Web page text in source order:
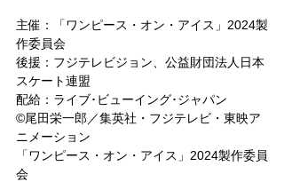
主催：「ワンピース・オン・アイス」2024製
作委員会
後援：フジテレビジョン、公益財団法人日本
スケート連盟
配給：ライブ･ビューイング･ジャパン
©尾田栄一郎／集英社・フジテレビ・東映ア
ニメーション
「ワンピース・オン・アイス」2024製作委員
会